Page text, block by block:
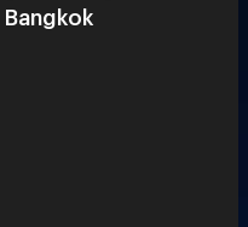
Bangkok